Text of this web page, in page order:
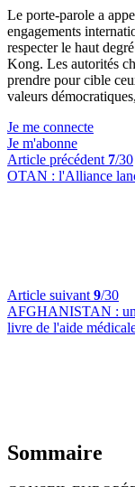
Le porte-parole a
engagements
respecter le haut
Kong. Les autorités
prendre pour cible
valeurs démocratiques,
Je me connecte
Je m'abonne
Article précédent 7/30
OTAN : l'Alliance
Article suivant 9/30
AFGHANISTAN :
livre de l'aide
Sommaire